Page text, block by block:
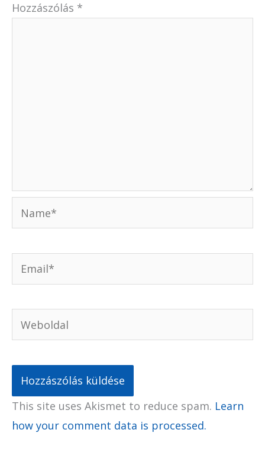
Hozzászólás *
Name*
Email*
Weboldal
This site uses Akismet to reduce spam. Learn
how your comment data is processed.